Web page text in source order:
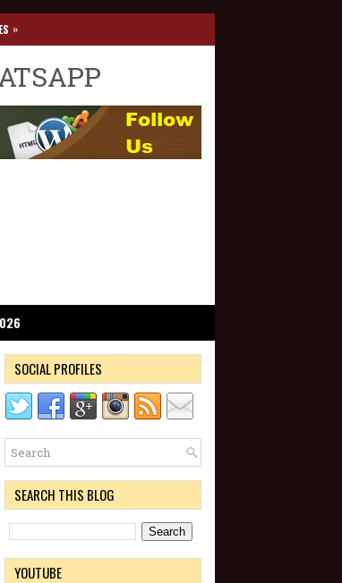
»
SOCIAL PROFILES
SEARCH THIS BLOG
YOUTUBE